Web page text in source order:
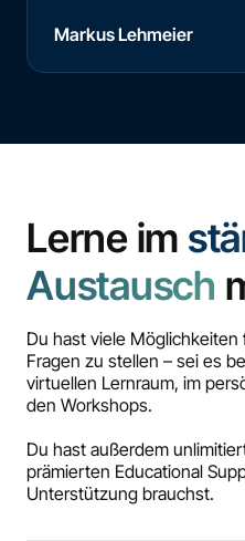
Markus Lehmeier
Lerne im
Austausch
Du hast viele
Fragen zu stellen – sei es
virtuellen Lernraum, im
den Workshops.
Du hast außerdem
prämierten Educational
Unterstützung brauchst.